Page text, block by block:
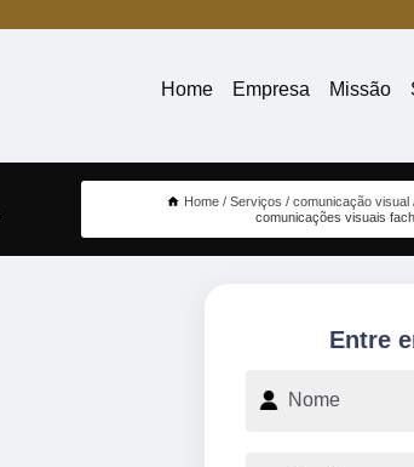
Home Empresa Missão
Home Serviços comunicação visual
comunicações visuais
Entre